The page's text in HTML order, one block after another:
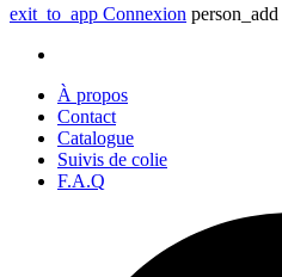
exit_to_app Connexion person_add
À propos
Contact
Catalogue
Suivis de colie
F.A.Q